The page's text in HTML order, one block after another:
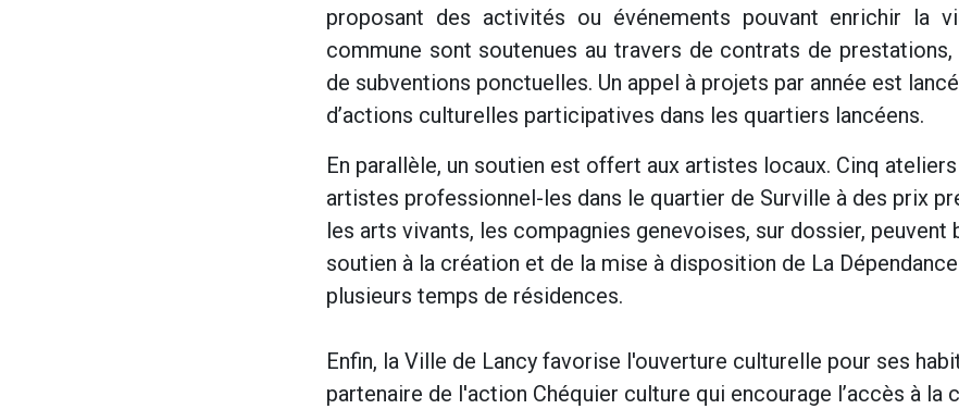
proposant des activités ou événements pouvant enrichir la
commune sont soutenues au travers de contrats de
de subventions ponctuelles. Un appel à projets par année est
d’actions culturelles participatives dans les quartiers lancéens.
En parallèle, un soutien est offert aux artistes locaux. Cinq
artistes professionnel-les dans le quartier de Surville à des prix
les arts vivants, les compagnies genevoises, sur dossier, peuvent
soutien à la création et de la mise à disposition de La
plusieurs temps de résidences.
Enfin, la Ville de Lancy favorise l'ouverture culturelle pour ses
partenaire de l'action Chéquier culture qui encourage l’accès à la